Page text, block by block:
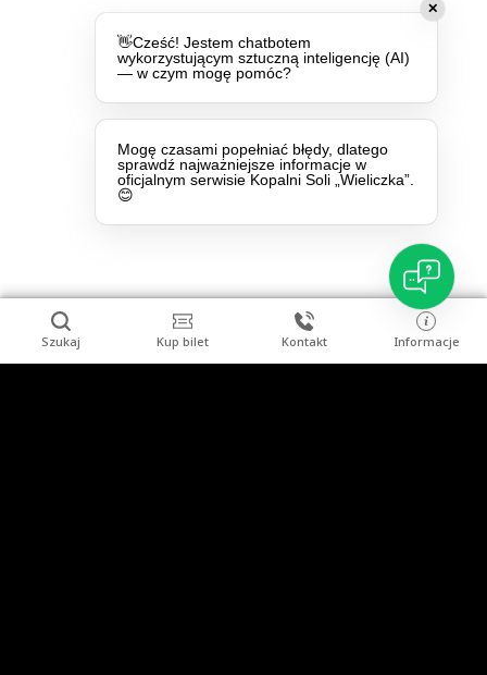
Szukaj Kup bilet Kontakt Informacje
✕
👋Cześć! Jestem chatbotem
wykorzystującym sztuczną inteligencję (AI)
— w czym mogę pomóc?
Mogę czasami popełniać błędy, dlatego
sprawdź najważniejsze informacje w
oficjalnym serwisie Kopalni Soli „Wieliczka”.
😊